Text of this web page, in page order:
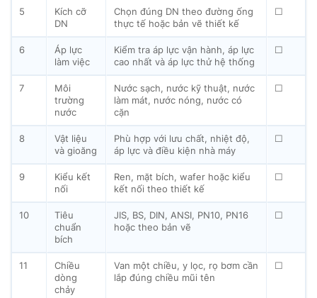
5
Kích cỡ
DN
Chọn đúng DN theo đường ống
thực tế hoặc bản vẽ thiết kế
☐
6
Áp lực
làm việc
Kiểm tra áp lực vận hành, áp lực
cao nhất và áp lực thử hệ thống
☐
7
Môi
trường
nước
Nước sạch, nước kỹ thuật, nước
làm mát, nước nóng, nước có
cặn
☐
8
Vật liệu
và gioăng
Phù hợp với lưu chất, nhiệt độ,
áp lực và điều kiện nhà máy
☐
9
Kiểu kết
nối
Ren, mặt bích, wafer hoặc kiểu
kết nối theo thiết kế
☐
10
Tiêu
chuẩn
bích
JIS, BS, DIN, ANSI, PN10, PN16
hoặc theo bản vẽ
☐
11
Chiều
dòng
chảy
Van một chiều, y lọc, rọ bơm cần
lắp đúng chiều mũi tên
☐